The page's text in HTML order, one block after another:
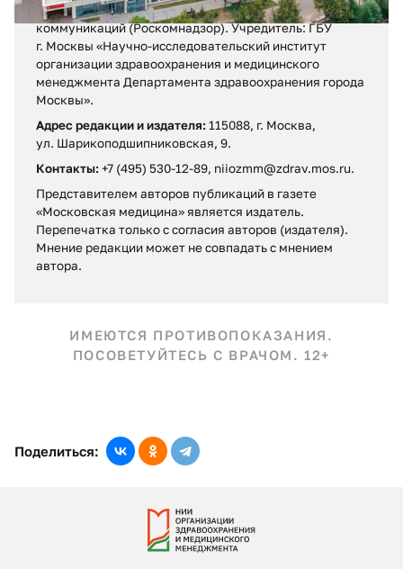
связи, информационных технологий и массовых
коммуникаций (Роскомнадзор). Учредитель: ГБУ
г. Москвы «Научно-исследовательский институт
организации здравоохранения и медицинского
менеджмента Департамента здравоохранения города
Москвы».
Адрес редакции и издателя: 115088, г. Москва,
ул. Шарикоподшипниковская, 9.
Контакты: +7 (495) 530-12-89, niiozmm@zdrav.mos.ru.
Представителем авторов публикаций в газете
«Московская медицина» является издатель.
Перепечатка только с согласия авторов (издателя).
Мнение редакции может не совпадать c мнением
автора.
ИМЕЮТСЯ ПРОТИВОПОКАЗАНИЯ.
ПОСОВЕТУЙТЕСЬ С ВРАЧОМ. 12+
Поделиться: